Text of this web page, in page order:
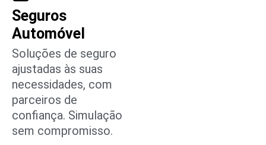
Seguros
Automóvel
Soluções de seguro
ajustadas às suas
necessidades, com
parceiros de
confiança. Simulação
sem compromisso.